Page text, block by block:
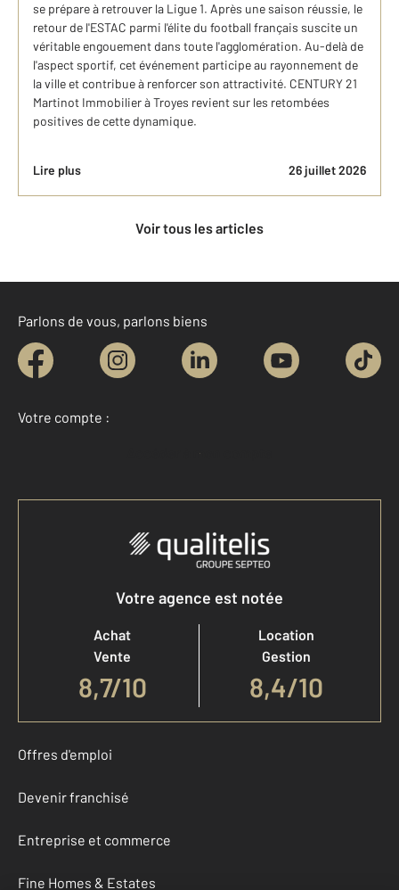
se prépare à retrouver la Ligue 1. Après une saison réussie, le
retour de l'ESTAC parmi l'élite du football français suscite un
véritable engouement dans toute l'agglomération. Au-delà de
l'aspect sportif, cet événement participe au rayonnement de
la ville et contribue à renforcer son attractivité. CENTURY 21
Martinot Immobilier à Troyes revient sur les retombées
positives de cette dynamique.
Lire plus 26 juillet 2026
Voir tous les articles
Parlons de vous, parlons biens
Votre compte :
Accéder à mon compte
Votre agence est notée
Achat
Vente
8,7/10
Location
Gestion
8,4/10
Offres d'emploi
Devenir franchisé
Entreprise et commerce
Fine Homes & Estates